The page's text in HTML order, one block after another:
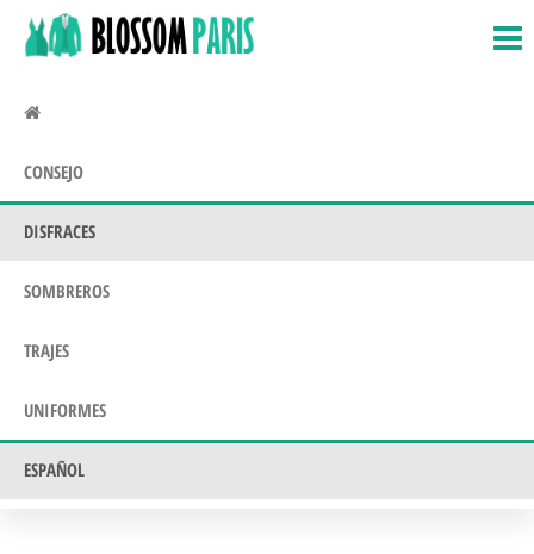
Saltar
CONSEJO
DISFRACES
SOMBREROS
TRAJES
UNIFORMES
ESPAÑOL